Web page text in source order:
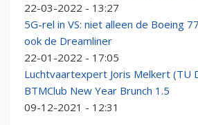
22-03-2022 - 13:27
5G-rel in VS: niet alleen de Boeing
ook de Dreamliner
22-01-2022 - 17:05
Luchtvaartexpert Joris Melkert (TU
BTMClub New Year Brunch 1.5
09-12-2021 - 12:31